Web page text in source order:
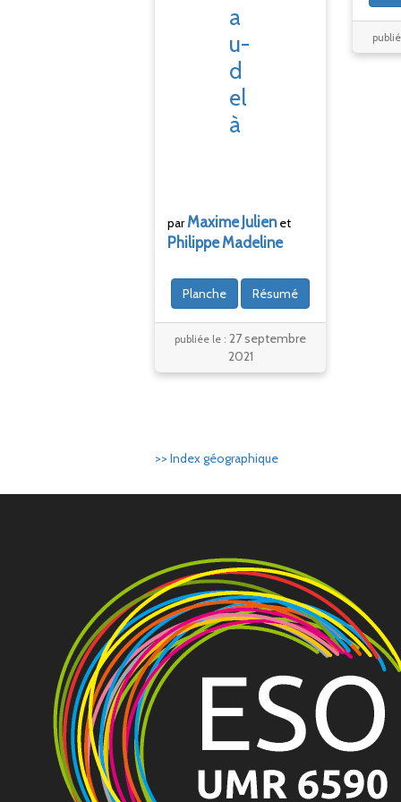
a
u-
d
el
à
parMaxime Julienet
Philippe Madeline
Planche Résumé
publiée le :27 septembre
2021
>> Index géographique